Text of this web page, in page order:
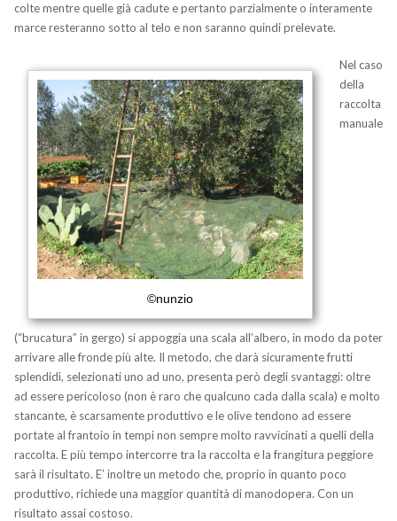
colte mentre quelle già cadute e pertanto parzialmente o interamente
marce resteranno sotto al telo e non saranno quindi prelevate.
©nunzio
Nel caso
della
raccolta
manuale
(“brucatura” in gergo) si appoggia una scala all’albero, in modo da poter
arrivare alle fronde più alte. Il metodo, che darà sicuramente frutti
splendidi, selezionati uno ad uno, presenta però degli svantaggi: oltre
ad essere pericoloso (non è raro che qualcuno cada dalla scala) e molto
stancante, è scarsamente produttivo e le olive tendono ad essere
portate al frantoio in tempi non sempre molto ravvicinati a quelli della
raccolta. E più tempo intercorre tra la raccolta e la frangitura peggiore
sarà il risultato. E’ inoltre un metodo che, proprio in quanto poco
produttivo, richiede una maggior quantità di manodopera. Con un
risultato assai costoso.